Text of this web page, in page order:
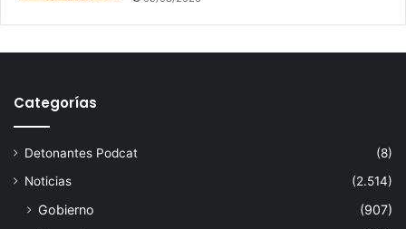
Categorías
Detonantes Podcat
(8)
Noticias
(2.514)
Gobierno
(907)